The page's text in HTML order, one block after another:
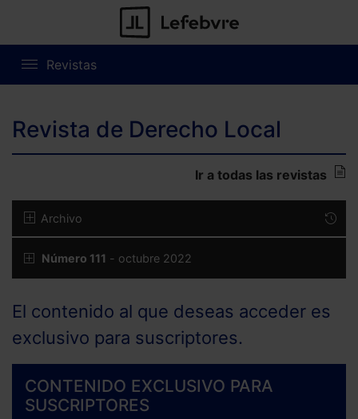
Revistas
Revista de Derecho Local
Ir a todas las revistas
Archivo
Número 111 - octubre 2022
El contenido al que deseas acceder es
exclusivo para suscriptores.
CONTENIDO EXCLUSIVO PARA
SUSCRIPTORES